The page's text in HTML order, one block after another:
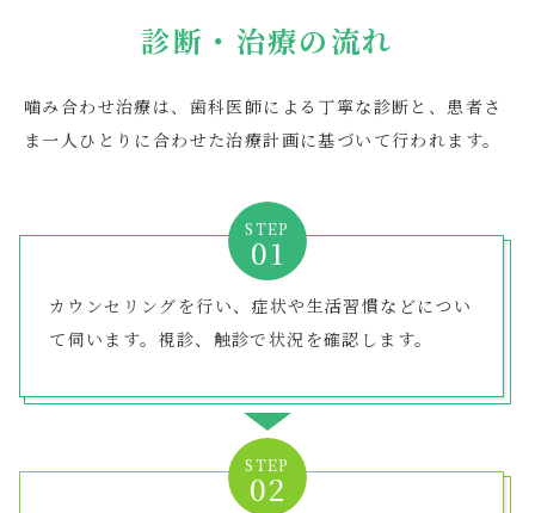
診断・治療の流れ
噛み合わせ治療は、歯科医師による丁寧な診断と、患者さ
ま一人ひとりに合わせた治療計画に基づいて行われます。
STEP
カウンセリングを行い、症状や生活習慣などについ
て伺います。視診、触診で状況を確認します。
STEP